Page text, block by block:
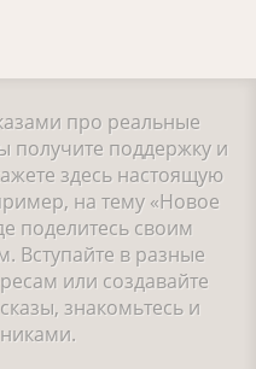
про реальные
получите поддержку и
здесь настоящую
на тему «Новое
поделитесь своим
в разные
или создавайте
знакомьтесь и